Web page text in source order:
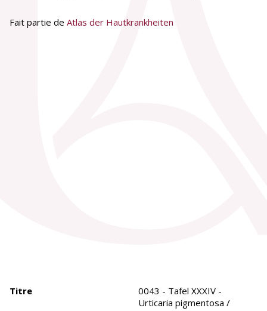
Fait partie de Atlas der Hautkrankheiten
Titre
0043 - Tafel XXXIV -
Urticaria pigmentosa /